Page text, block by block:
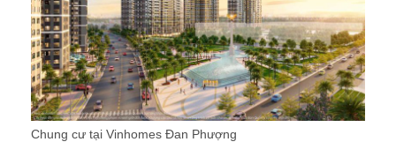
Chung cư tại Vinhomes Đan Phượng